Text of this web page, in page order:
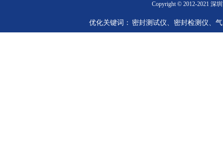
Copyright © 2012-2021 深
优化关键词： 密封测试仪、密封检测仪、